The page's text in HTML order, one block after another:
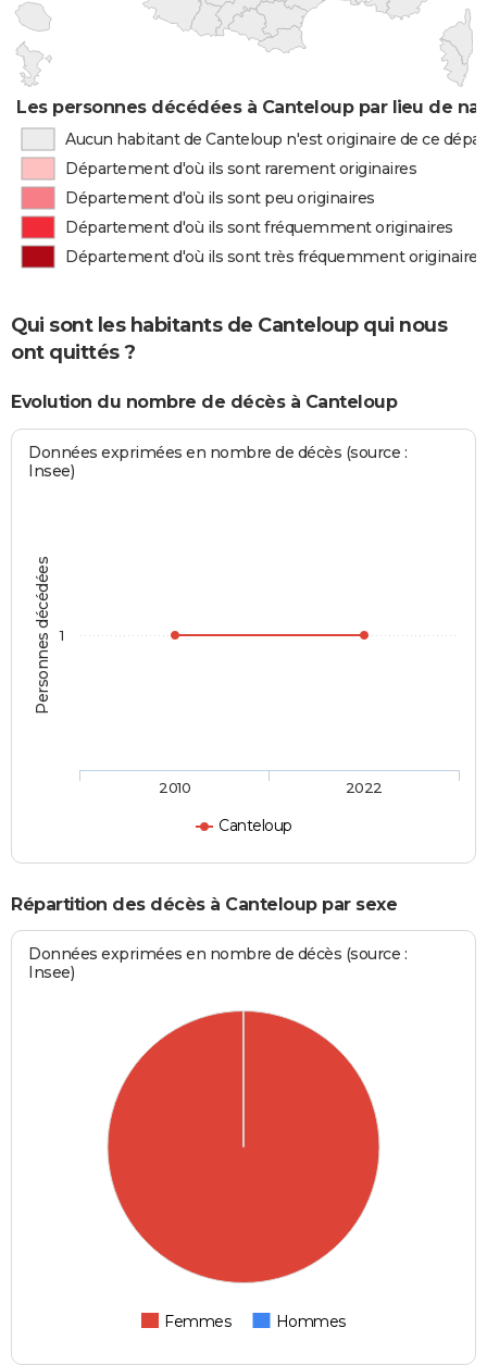
Les personnes décédées à Canteloup par lieu de
Aucun habitant de Canteloup n'est originaire de ce
Département d'où ils sont rarement originaires
Département d'où ils sont peu originaires
Département d'où ils sont fréquemment originaires
Département d'où ils sont très fréquemment originaires
Qui sont les habitants de Canteloup qui nous
ont quittés ?
Evolution du nombre de décès à Canteloup
Personnes décédées
Données exprimées en nombre de décès (source :
Insee)
Canteloup
2010 2022
1
Répartition des décès à Canteloup par sexe
Données exprimées en nombre de décès (source :
Insee)
Femmes Hommes